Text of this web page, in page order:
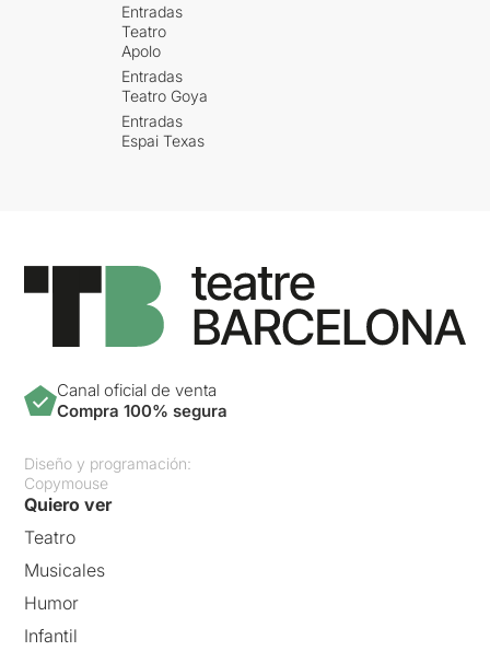
Entradas
Teatro
Apolo
Entradas
Teatro Goya
Entradas
Espai Texas
Canal oficial de venta
Compra 100% segura
Diseño y programación:
Copymouse
Quiero ver
Teatro
Musicales
Humor
Infantil